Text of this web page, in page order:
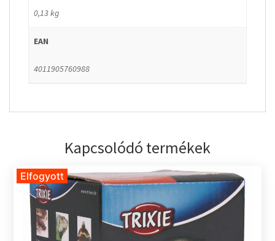
0,13 kg
EAN
4011905760988
Kapcsolódó termékek
Elfogyott